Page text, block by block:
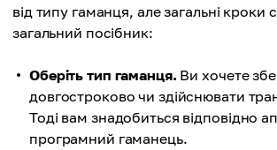
від типу гаманця, але загальні кроки
загальний посібник:
Оберіть тип гаманця. Ви хочете
довгостроково чи здійснювати
Тоді вам знадобиться відповідно
програмний гаманець.